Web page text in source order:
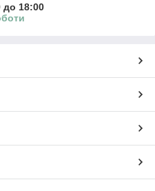
до 18:00